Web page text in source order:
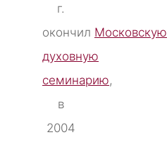
г.
окончил Московскую
духовную
семинарию,
в
2004